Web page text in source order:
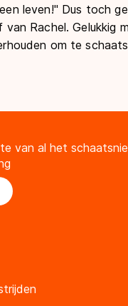
leven!" Dus toch
Rachel. Gelukkig
om te
van al het